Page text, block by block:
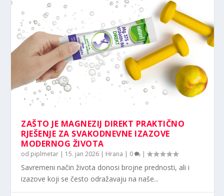
ZAŠTO JE MAGNEZIJ DIREKT PRAKTIČNO
RJEŠENJE ZA SVAKODNEVNE IZAZOVE
MODERNOG ŽIVOTA
od piplmetar | 15. jan 2026 | Hrana | 0 |
Savremeni način života donosi brojne prednosti, ali i
izazove koji se često odražavaju na naše...